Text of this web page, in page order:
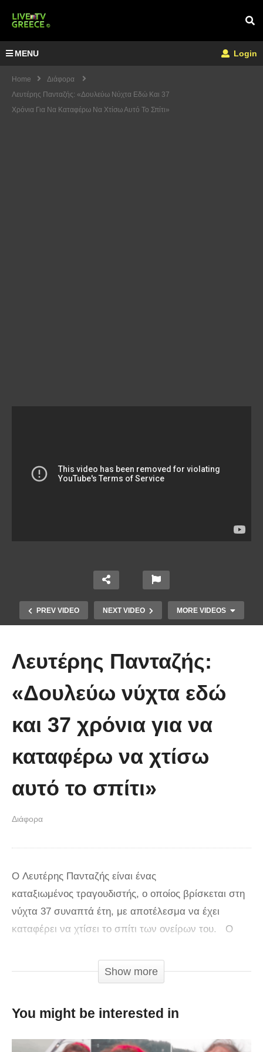
MENU Login
Home
Διάφορα
Λευτέρης Πανταζής: «Δουλεύω Νύχτα Εδώ Και 37
Χρόνια Για Να Καταφέρω Να Χτίσω Αυτό Το Σπίτι»
PREV VIDEO NEXT VIDEO MORE VIDEOS
άτυχη μέρα στη δουλειά
Λευτέρης Πανταζής:
«Δουλεύω νύχτα εδώ
και 37 χρόνια για να
καταφέρω να χτίσω
αυτό το σπίτι»
Διάφορα
Ο Λευτέρης Πανταζής είναι ένας
καταξιωμένος τραγουδιστής, ο οποίος βρίσκεται στη
νύχτα 37 συναπτά έτη, με αποτέλεσμα να έχει
καταφέρει να χτίσει το σπίτι των ονείρων του. Ο
εκπομπή “Happy Day” και έκανε μια μίνι ξενάγηση.
Όπως υπογράμμισε αυτή η μονοκατοικία ήταν όνειρο
όνειρό μου.
Το ονειρεύτηκα και μετά ήθελα να το κάνω έργο όλο
Show more
You might be interested in